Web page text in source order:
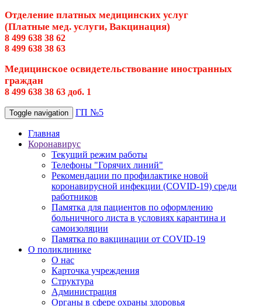
Отделение платных медицинских услуг
(Платные мед. услуги, Вакцинация)
8 499 638 38 62
8 499 638 38 63
Медицинское освидетельствование иностранных
граждан
8 499 638 38 63 доб. 1
Toggle navigation ГП №5
Главная
Коронавирус
Текущий режим работы
Телефоны "Горячих линий"
Рекомендации по профилактике новой
коронавирусной инфекции (COVID-19) среди
работников
Памятка для пациентов по оформлению
больничного листа в условиях карантина и
самоизоляции
Памятка по вакцинации от COVID-19
О поликлинике
О нас
Карточка учреждения
Структура
Администрация
Органы в сфере охраны здоровья